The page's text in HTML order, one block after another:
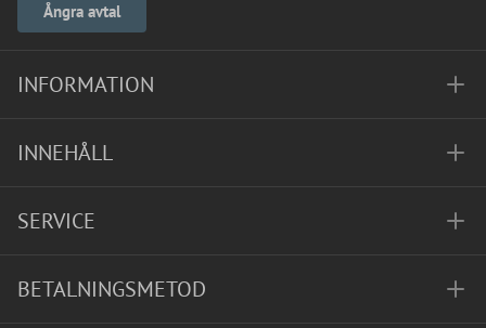
Ångra avtal
INFORMATION
INNEHÅLL
SERVICE
BETALNINGSMETOD